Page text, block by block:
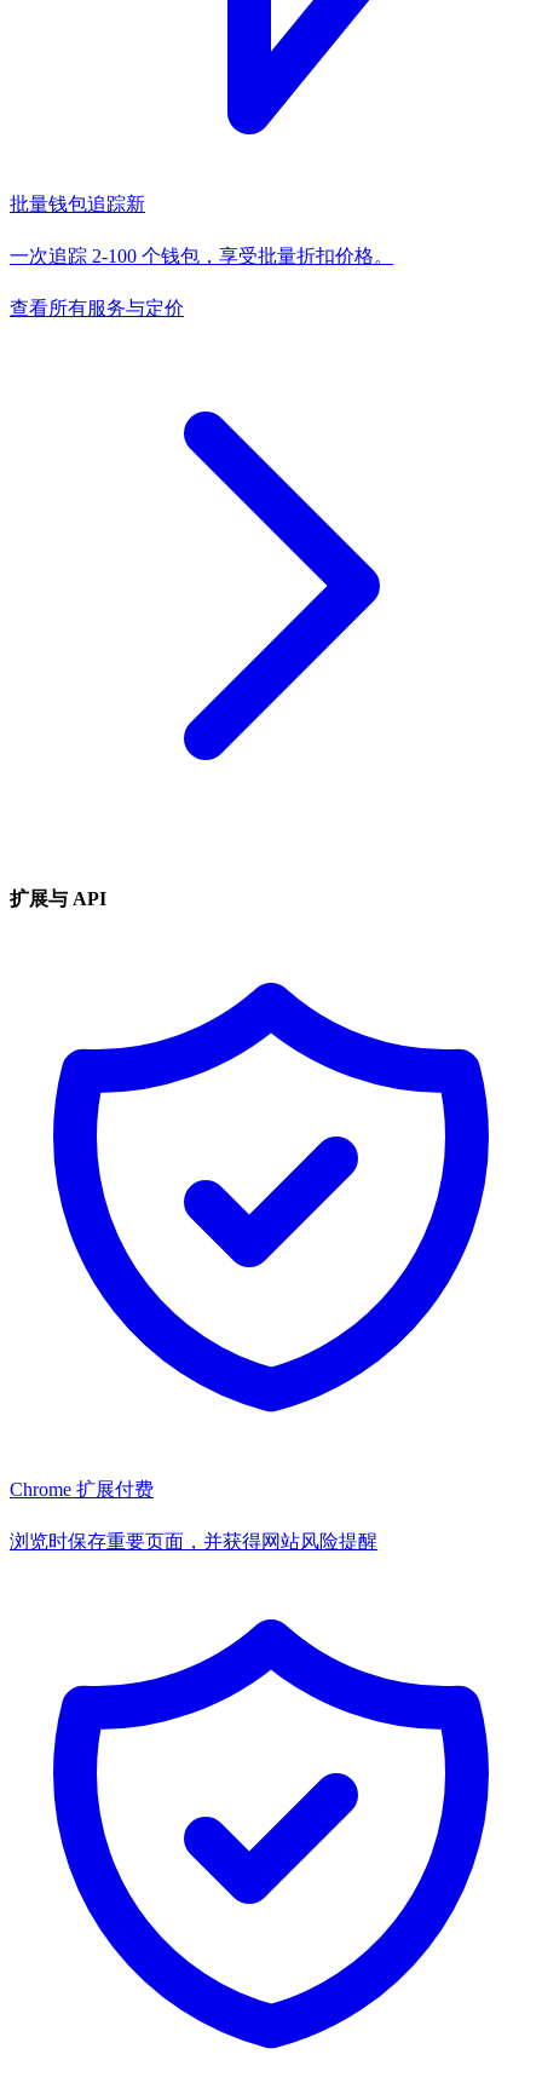
批量钱包追踪新
一次追踪 2-100 个钱包，享受批量折扣价格。
查看所有服务与定价
扩展与 API
Chrome 扩展付费
浏览时保存重要页面，并获得网站风险提醒